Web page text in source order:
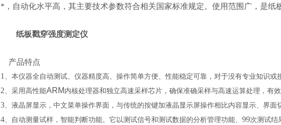
*，自动化水平高，其主要技术参数符合相关国家标准规定。使用范围广，是
纸板戳穿强度测定仪
产品特点
1 、 本仪器全自动测试、仪器精度高、操作简单方便、性能稳定可靠，对于没有专业知识
2、 采用高性能ARM 内核处理器和独立高速采样芯片，确保准确采样与高速运算处理，有
3、 液晶屏显示，中文菜单操作界面，与传统的按键加液晶显示屏操作相比内容显示、界面
4、 自动测量试样，智能判断功能。它以测试信号和测试数据的分析管理功能、 99次测试结